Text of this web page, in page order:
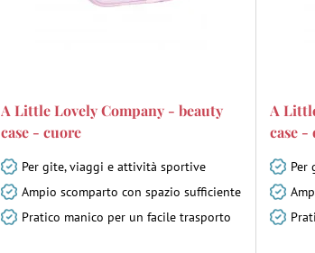
A Little Lovely Company - beauty
case - cuore
Per gite, viaggi e attività sportive
Ampio scomparto con spazio sufficiente
Pratico manico per un facile trasporto
A
case -
Per